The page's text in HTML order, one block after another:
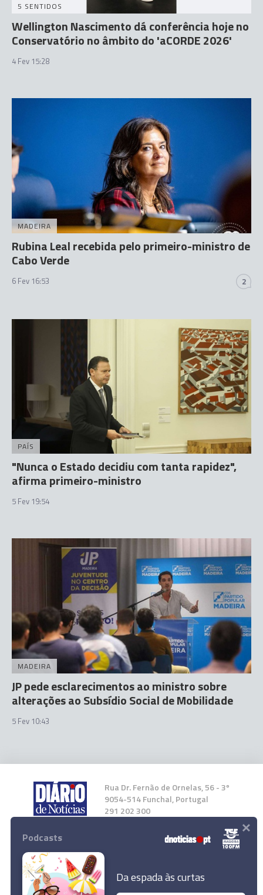
5 SENTIDOS
Wellington Nascimento dá conferência hoje no
Conservatório no âmbito do 'aCORDE 2026'
4 Fev 15:28
MADEIRA
Rubina Leal recebida pelo primeiro-ministro de
Cabo Verde
6 Fev 16:53 2
PAÍS
"Nunca o Estado decidiu com tanta rapidez",
afirma primeiro-ministro
5 Fev 19:54
MADEIRA
JP pede esclarecimentos ao ministro sobre
alterações ao Subsídio Social de Mobilidade
5 Fev 10:43
Rua Dr. Fernão de Ornelas, 56 - 3º
9054-514 Funchal, Portugal
291 202 300
Instale a nossa App
Podcasts
Da espada às curtas
×